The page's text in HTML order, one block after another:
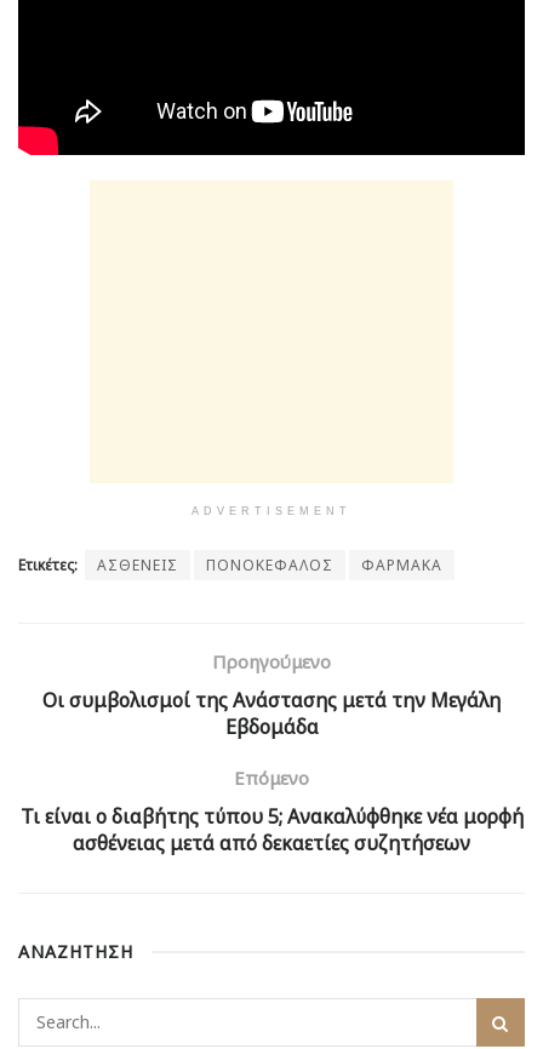
ADVERTISEMENT
Ετικέτες: ΑΣΘΕΝΕΙΣ ΠΟΝΟΚΕΦΑΛΟΣ ΦΑΡΜΑΚΑ
Προηγούμενο
Οι συμβολισμοί της Ανάστασης μετά την Μεγάλη
Εβδομάδα
Επόμενο
Τι είναι ο διαβήτης τύπου 5; Ανακαλύφθηκε νέα μορφή
ασθένειας μετά από δεκαετίες συζητήσεων
ΑΝΑΖΗΤΗΣΗ